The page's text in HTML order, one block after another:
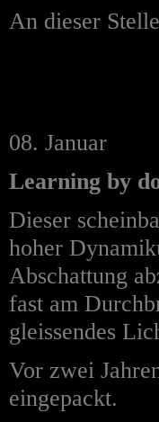
An dieser
08. Januar
Learning by
Dieser
hoher
Abschattung
fast am
gleissendes
Vor zwei
eingepackt.